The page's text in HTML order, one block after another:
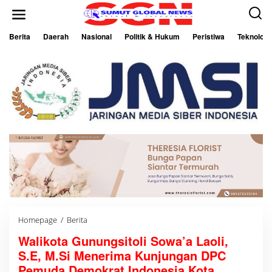
Berita Daerah Nasional Politik & Hukum Peristiwa Teknologi
Homepage / Berita
l
i
k
Walikota Gunungsitoli Sowa’a Laoli,
S.E, M.Si Menerima Kunjungan DPC